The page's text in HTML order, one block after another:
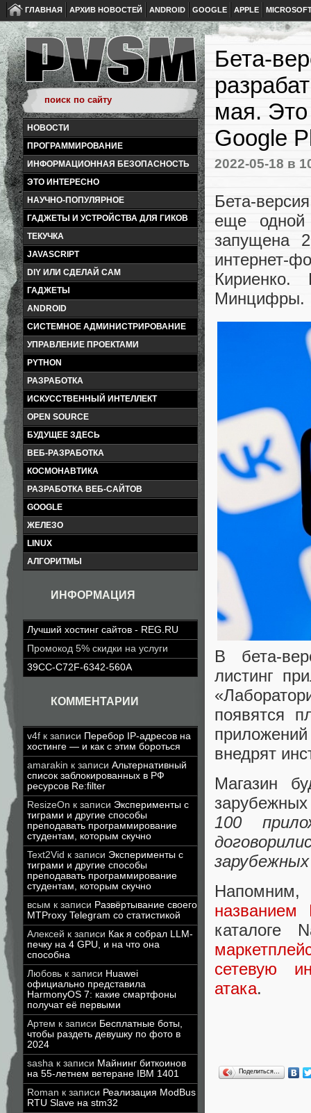
ГЛАВНАЯ АРХИВ НОВОСТЕЙ ANDROID GOOGLE APPLE
НОВОСТИ
ПРОГРАММИРОВАНИЕ
ИНФОРМАЦИОННАЯ БЕЗОПАСНОСТЬ
ЭТО ИНТЕРЕСНО
НАУЧНО-ПОПУЛЯРНОЕ
ГАДЖЕТЫ И УСТРОЙСТВА ДЛЯ ГИКОВ
ТЕКУЧКА
JAVASCRIPT
DIY ИЛИ СДЕЛАЙ САМ
ГАДЖЕТЫ
ANDROID
СИСТЕМНОЕ АДМИНИСТРИРОВАНИЕ
УПРАВЛЕНИЕ ПРОЕКТАМИ
PYTHON
РАЗРАБОТКА
ИСКУССТВЕННЫЙ ИНТЕЛЛЕКТ
OPEN SOURCE
БУДУЩЕЕ ЗДЕСЬ
ВЕБ-РАЗРАБОТКА
КОСМОНАВТИКА
РАЗРАБОТКА ВЕБ-САЙТОВ
GOOGLE
ЖЕЛЕЗО
LINUX
АЛГОРИТМЫ
ИНФОРМАЦИЯ
Лучший хостинг сайтов - REG.RU
Промокод 5% скидки на услуги
39CC-C72F-6342-560A
КОММЕНТАРИИ
v4f к записи Перебор IP-адресов на
хостинге — и как с этим бороться
amarakin к записи Альтернативный
список заблокированных в РФ
ресурсов Re:filter
ResizeOn к записи Эксперименты с
тиграми и другие способы
преподавать программирование
студентам, которым скучно
Text2Vid к записи Эксперименты с
тиграми и другие способы
преподавать программирование
студентам, которым скучно
всым к записи Развёртывание своего
MTProxy Telegram со статистикой
Алексей к записи Как я собрал LLM-
печку на 4 GPU, и на что она
способна
Любовь к записи Huawei
официально представила
HarmonyOS 7: какие смартфоны
получат её первыми
Артем к записи Бесплатные боты,
чтобы раздеть девушку по фото в
2024
sasha к записи Майнинг биткоинов
на 55-летнем ветеране IBM 1401
Roman к записи Реализация ModBus
RTU Slave на stm32
Бета-
мая. Это
Google
2022-05-18 в
Бета-
еще одной
запущена
Кириенко.
Минцифры.
В бета-
листинг
появятся
внедрят
Магазин
100
каталоге
сетевую
атака.
Поделиться…